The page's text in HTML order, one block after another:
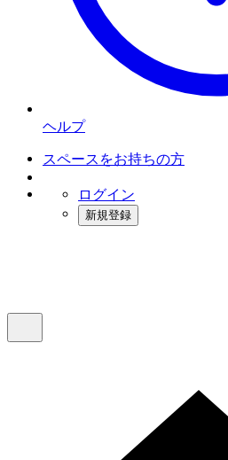
ヘルプ
スペースをお持ちの方
ログイン
新規登録